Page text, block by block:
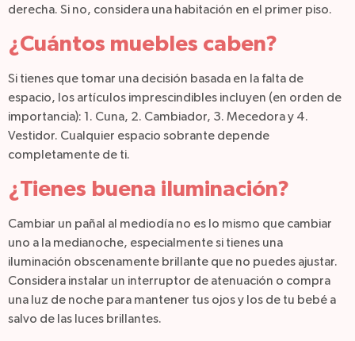
derecha. Si no, considera una habitación en el primer piso.
¿Cuántos muebles caben?
Si tienes que tomar una decisión basada en la falta de
espacio, los artículos imprescindibles incluyen (en orden de
importancia): 1. Cuna, 2. Cambiador, 3. Mecedora y 4.
Vestidor. Cualquier espacio sobrante depende
completamente de ti.
¿Tienes buena iluminación?
Cambiar un pañal al mediodía no es lo mismo que cambiar
uno a la medianoche, especialmente si tienes una
iluminación obscenamente brillante que no puedes ajustar.
Considera instalar un interruptor de atenuación o compra
una luz de noche para mantener tus ojos y los de tu bebé a
salvo de las luces brillantes.